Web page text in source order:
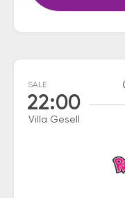
SALE
22:00
Villa Gesell